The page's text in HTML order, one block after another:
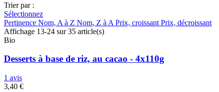
Trier par :
Sélectionnez
Pertinence Nom, A à Z Nom, Z à A Prix, croissant Prix, décroissant
Affichage 13-24 sur 35 article(s)
Bio
Desserts à base de riz, au cacao - 4x110g
1 avis
3,40 €